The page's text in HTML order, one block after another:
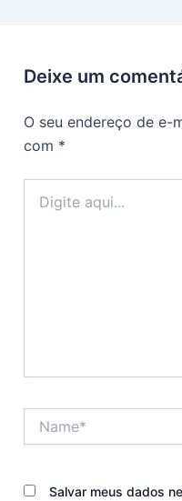
Deixe um
O seu endereço de e-
com *
aqui...
Salvar meus dados